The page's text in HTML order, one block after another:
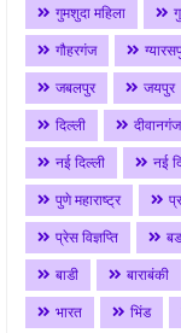
गुमशुदा महिला
गौहरगंज
जबलपुर
जयपुर
दिल्ली
दीवानगंज
नई दिल्ली
नई
पुणे महाराष्ट्र
प्रेस विज्ञप्ति
बाडी
बाराबंकी
भारत
भिंड